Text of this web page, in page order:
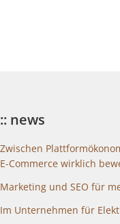
:: news
Zwischen
E-Commerce wirklich
Marketing und SEO für
Im Unternehmen für